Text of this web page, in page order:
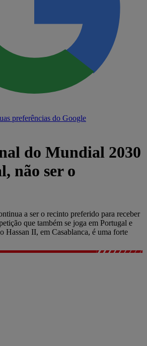
preferências do Google
do Mundial 2030
não ser o
a ser o recinto preferido para receber
que também se joga em Portugal e
Hassan II, em Casablanca, é uma forte